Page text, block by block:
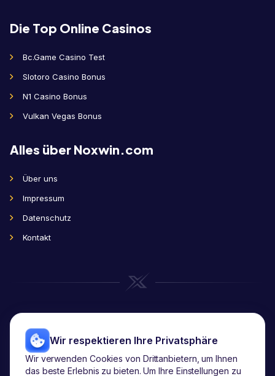
Die Top Online Casinos
Bc.Game Casino Test
Slotoro Casino Bonus
N1 Casino Bonus
Vulkan Vegas Bonus
Alles über Noxwin.com
Über uns
Impressum
Datenschutz
Kontakt
Copyright2026© noxwin.com.
Wir respektieren Ihre Privatsphäre
Wir verwenden Cookies von Drittanbietern, um Ihnen
das beste Erlebnis zu bieten. Um Ihre Einstellungen zu